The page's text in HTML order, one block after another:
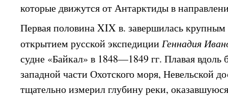
которые движутся от Антарктиды в
Первая половина XIX в. завершилась
открытием русской экспедицииГеннадия
судне «Байкал» в 1848—1849 гг. Плавая вдоль
западной части Охотского моря, Невельской
тщательно измерил глубину реки,